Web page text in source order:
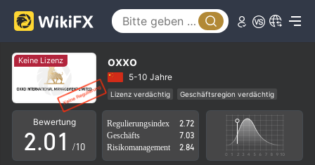
Keine Lizenz oxxo
5-10 Jahre
Lizenz verdächtig
Geschäftsregion verdächtig
Hohes potenzielles Risiko
Bewertung
0
1
2.0
0
1 /10
Regulierungsindex
2.72
Geschäfts
7.03
Risikomanagement
2.84